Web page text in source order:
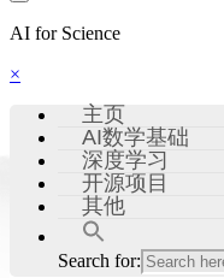
AI for Science
×
主页
AI数学基础
深度学习
开源项目
其他
Search for: